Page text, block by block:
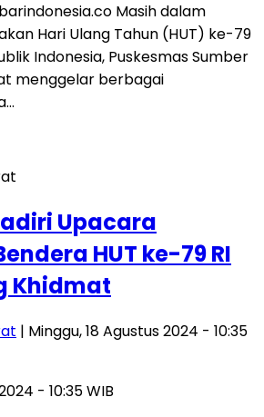
Masih dalam
Hari Ulang Tahun (HUT) ke-79
Indonesia, Puskesmas Sumber
menggelar berbagai
Upacara
HUT ke-79 RI
Khidmat
| Minggu, 18 Agustus 2024 - 10:35
- 10:35 WIB